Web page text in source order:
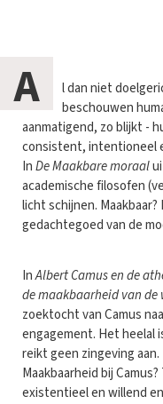
A
l dan niet
beschouwen
aanmatigend, zo blijkt -
consistent, intentioneel
InDe Maakbare moraal
academische filosofen
licht schijnen.
gedachtegoed van de
InAlbert Camus en de
de maakbaarheid van de
zoektocht van Camus
engagement. Het heelal
reikt geen zingeving
Maakbaarheid bij
existentieel en willend